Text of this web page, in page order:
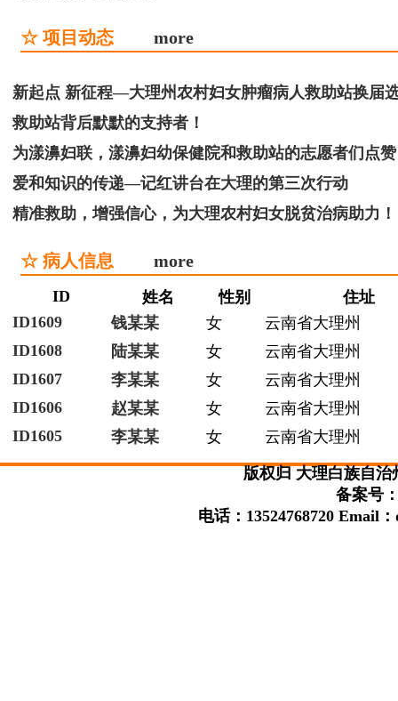
☆ 项目动态 more
新起点 新征程—大理州农村妇女肿瘤病人救助站换届
救助站背后默默的支持者！
为漾濞妇联，漾濞妇幼保健院和救助站的志愿者们点
爱和知识的传递—记红讲台在大理的第三次行动
精准救助，增强信心，为大理农村妇女脱贫治病助力！
☆ 病人信息 more
ID 姓名 性别
住址
ID1609
钱某某 女
云南省大理州
ID1608
陆某某 女
云南省大理州
ID1607
李某某 女
云南省大理州
ID1606
赵某某 女
云南省大理州
ID1605
李某某 女 云南省大理州
版权归 大理白族自
备案号
电话：13524768720 Email